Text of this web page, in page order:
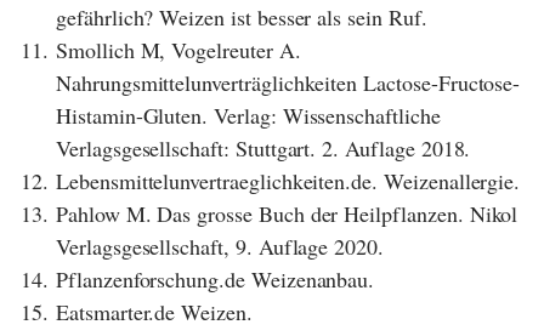
gefährlich? Weizen ist besser als sein Ruf.
11. Smollich M, Vogelreuter A.
Nahrungsmittelunverträglichkeiten Lactose-Fructose-
Histamin-Gluten. Verlag: Wissenschaftliche
Verlagsgesellschaft: Stuttgart. 2. Auflage 2018.
12. Lebensmittelunvertraeglichkeiten.de. Weizenallergie.
13. Pahlow M. Das grosse Buch der Heilpflanzen. Nikol
Verlagsgesellschaft, 9. Auflage 2020.
14. Pflanzenforschung.de Weizenanbau.
15. Eatsmarter.de Weizen.